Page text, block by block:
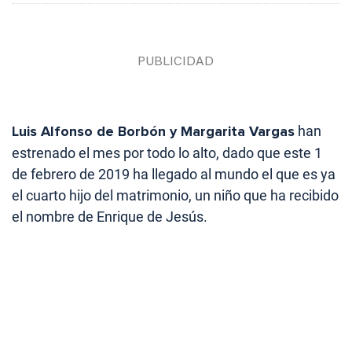
Luis Alfonso de Borbón y Margarita Vargas han
estrenado el mes por todo lo alto, dado que este 1
de febrero de 2019 ha llegado al mundo el que es ya
el cuarto hijo del matrimonio, un niño que ha recibido
el nombre de Enrique de Jesús.